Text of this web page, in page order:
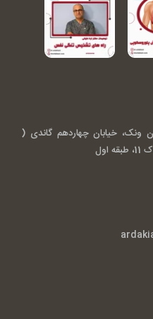
ونک، خیابان چهاردهم گاندی (